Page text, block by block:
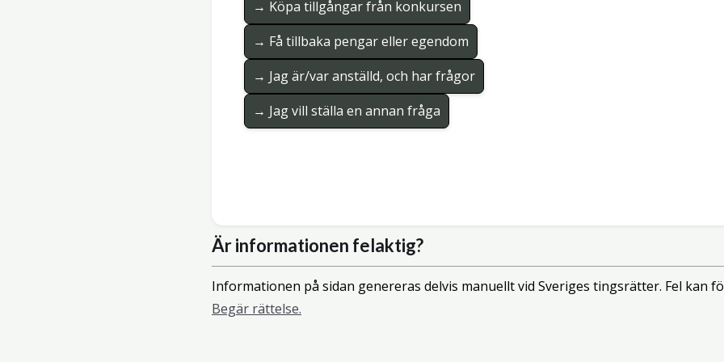
→ Köpa tillgångar från konkursen
→ Få tillbaka pengar eller egendom
→ Jag är/var anställd, och har frågor
→ Jag vill ställa en annan fråga
Är informationen felaktig?
Informationen på sidan genereras delvis manuellt vid Sveriges tingsrätter. Fel kan
Begär rättelse.